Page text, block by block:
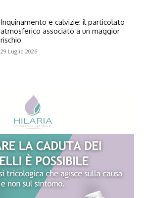
Inquinamento e calvizie: il particolato
atmosferico associato a un maggior
rischio
29 Luglio 2026